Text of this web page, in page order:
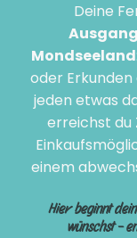
Deine
Mondseeland
oder
jeden etwas
erreichst du
einem
Hier beginnt
wünschst –